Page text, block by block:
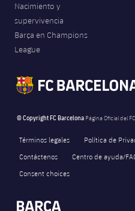
Nacimiento y
supervivencia
Barça en Champions
League
© Copyright FC Barcelona Página Oficial del
Términos legales Política de
Contáctenos
Centro de ayuda/
Consent choices